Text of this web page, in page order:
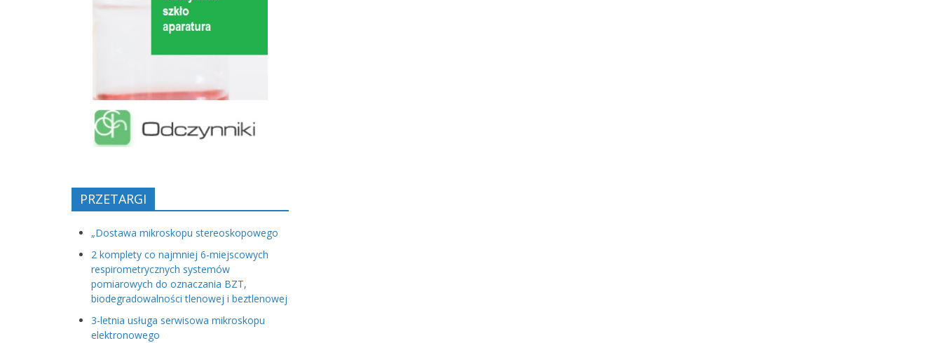
PRZETARGI
„Dostawa mikroskopu stereoskopowego
2 komplety co najmniej 6-miejscowych
respirometrycznych systemów
pomiarowych do oznaczania BZT,
biodegradowalności tlenowej i beztlenowej
3-letnia usługa serwisowa mikroskopu
elektronowego